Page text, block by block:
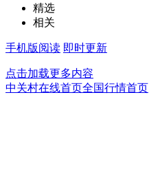
精选
相关
手机版阅读 即时更新
点击加载更多内容
中关村在线首页全国行情首页